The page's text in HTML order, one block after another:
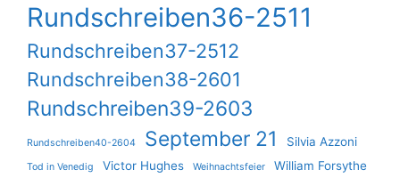
Rundschreiben36-2511
Rundschreiben37-2512
Rundschreiben38-2601
Rundschreiben39-2603
Rundschreiben40-2604 September 21 Silvia Azzoni
Tod in Venedig Victor Hughes Weihnachtsfeier William Forsythe